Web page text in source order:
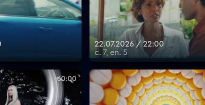
22.07.2026 / 22:00
с. 7, еп. 5
60:00